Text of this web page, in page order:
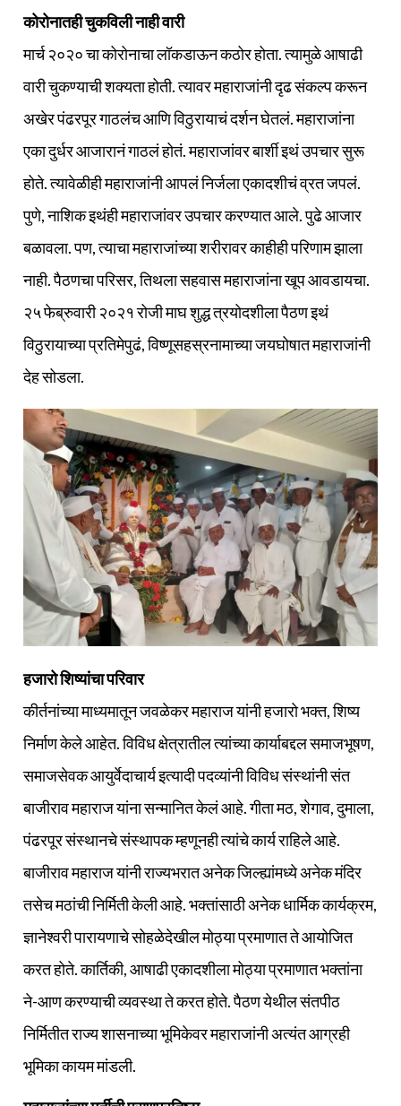
कोरोनातही चुकविली नाही वारी
मार्च २०२० चा कोरोनाचा लॉकडाऊन कठोर होता. त्यामुळे आषाढी
वारी चुकण्याची शक्‍यता होती. त्यावर महाराजांनी दृढ संकल्प करून
अखेर पंढरपूर गाठलंच आणि विठुरायाचं दर्शन घेतलं. महाराजांना
एका दुर्धर आजारानं गाठलं होतं. महाराजांवर बार्शी इथं उपचार सुरू
होते. त्यावेळीही महाराजांनी आपलं निर्जला एकादशीचं व्रत जपलं.
पुणे, नाशिक इथंही महाराजांवर उपचार करण्यात आले. पुढे आजार
बळावला. पण, त्याचा महाराजांच्या शरीरावर काहीही परिणाम झाला
नाही. पैठणचा परिसर, तिथला सहवास महाराजांना खूप आवडायचा.
२५ फेब्रुवारी २०२१ रोजी माघ शुद्ध त्रयोदशीला पैठण इथं
विठुरायाच्या प्रतिमेपुढं, विष्णूसहस्रनामाच्या जयघोषात महाराजांनी
देह सोडला.
हजारो शिष्यांचा परिवार
कीर्तनांच्या माध्यमातून जवळेकर महाराज यांनी हजारो भक्त, शिष्य
निर्माण केले आहेत. विविध क्षेत्रातील त्यांच्या कार्याबद्दल समाजभूषण,
समाजसेवक आयुर्वेदाचार्य इत्यादी पदव्यांनी विविध संस्थांनी संत
बाजीराव महाराज यांना सन्मानित केलं आहे. गीता मठ, शेगाव, दुमाला,
पंढरपूर संस्थानचे संस्थापक म्हणूनही त्यांचे कार्य राहिले आहे.
बाजीराव महाराज यांनी राज्यभरात अनेक जिल्ह्यांमध्ये अनेक मंदिर
तसेच मठांची निर्मिती केली आहे. भक्तांसाठी अनेक धार्मिक कार्यक्रम,
ज्ञानेश्वरी पारायणाचे सोहळेदेखील मोठ्या प्रमाणात ते आयोजित
करत होते. कार्तिकी, आषाढी एकादशीला मोठ्या प्रमाणात भक्तांना
ने-आण करण्याची व्यवस्था ते करत होते. पैठण येथील संतपीठ
निर्मितीत राज्य शासनाच्या भूमिकेवर महाराजांनी अत्यंत आग्रही
भूमिका कायम मांडली.